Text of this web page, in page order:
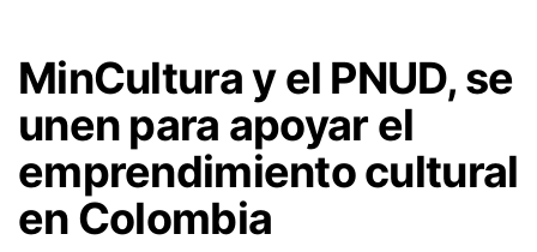
MinCultura y el PNUD, se
unen para apoyar el
emprendimiento cultural
en Colombia